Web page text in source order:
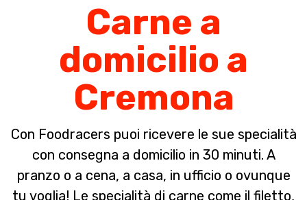
Carne a
domicilio a
Cremona
Con Foodracers puoi ricevere le sue specialità
con consegna a domicilio in 30 minuti. A
pranzo o a cena, a casa, in ufficio o ovunque
tu voglia! Le specialità di carne come il filetto,